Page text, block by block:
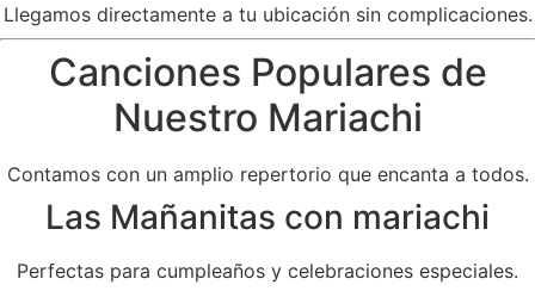
Llegamos directamente a tu ubicación sin complicaciones.
Canciones Populares de
Nuestro Mariachi
Contamos con un amplio repertorio que encanta a todos.
Las Mañanitas con mariachi
Perfectas para cumpleaños y celebraciones especiales.